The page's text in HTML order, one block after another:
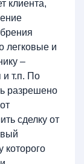
клиента,
легковые и
–
и т.п. По
разрешено
сделку от
которого